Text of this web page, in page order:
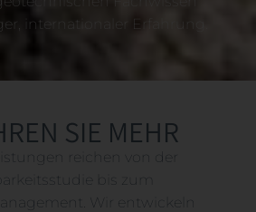
internationaler Erfahrung.
SIE MEHR
reichen von der
bis zum
Wir entwickeln